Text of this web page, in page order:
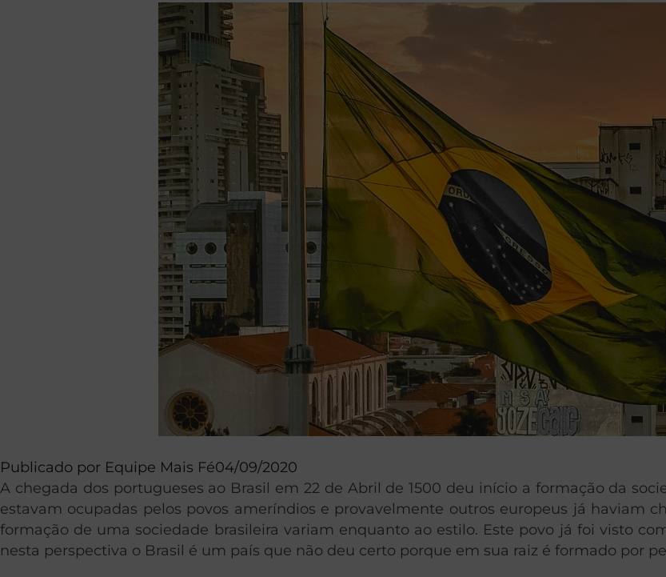
Publicado por Equipe Mais Fé04/09/2020
A chegada dos portugueses ao Brasil em 22 de Abril de 1500 deu início a formação da
estavam ocupadas pelos povos ameríndios e provavelmente outros europeus já haviam
formação de uma sociedade brasileira variam enquanto ao estilo. Este povo já foi visto
nesta perspectiva o Brasil é um país que não deu certo porque em sua raiz é formado por